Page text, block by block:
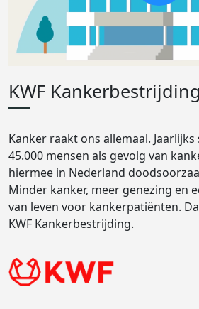
KWF Kankerbestrijding
Kanker raakt ons allemaal.
45.000 mensen als gevolg van
hiermee in Nederland
Minder kanker, meer genezing en
van leven voor kankerpatiënten.
KWF Kankerbestrijding.